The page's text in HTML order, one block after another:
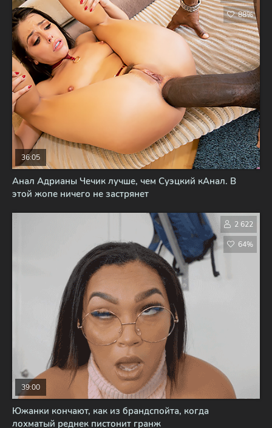
Анал Адрианы Чечик лучше, чем Суэцкий кАнал. В
этой жопе ничего не застрянет
36:05
88%
Южанки кончают, как из брандспойта, когда
лохматый реднек пистонит гранж
39:00
2 622
64%